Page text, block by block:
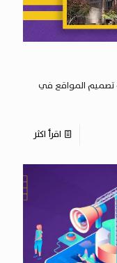
تصميم المواقع في
اقرأ اكثر